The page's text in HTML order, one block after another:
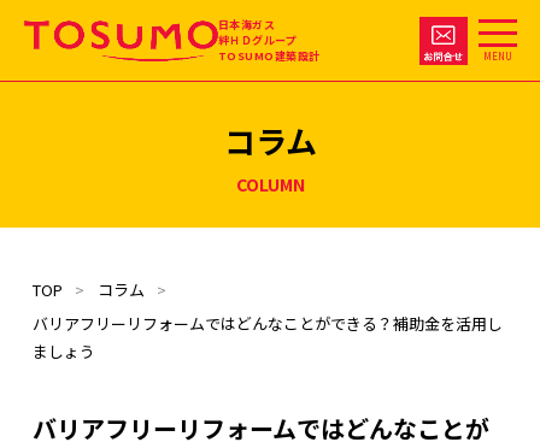
日本海ガス
絆ＨＤグループ
TOSUMO建築設計
コラム
COLUMN
TOP
コラム
バリアフリーリフォームではどんなことができる？補助金を活用し
ましょう
バリアフリーリフォームではどんなことが
MENU